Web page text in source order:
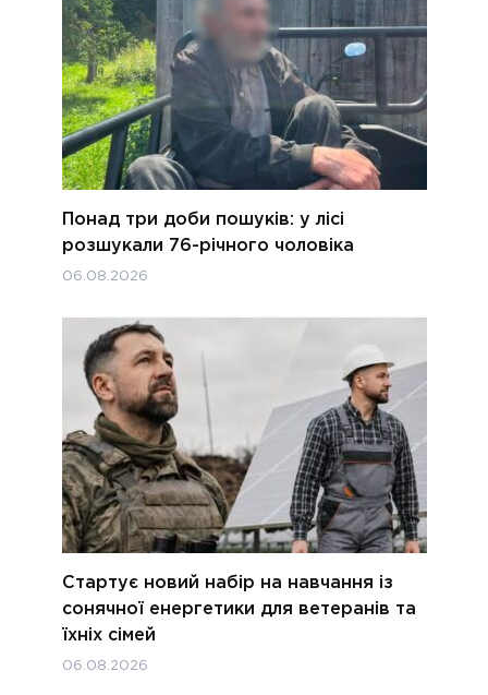
Понад три доби пошуків: у лісі
розшукали 76-річного чоловіка
06.08.2026
Стартує новий набір на навчання із
сонячної енергетики для ветеранів та
їхніх сімей
06.08.2026